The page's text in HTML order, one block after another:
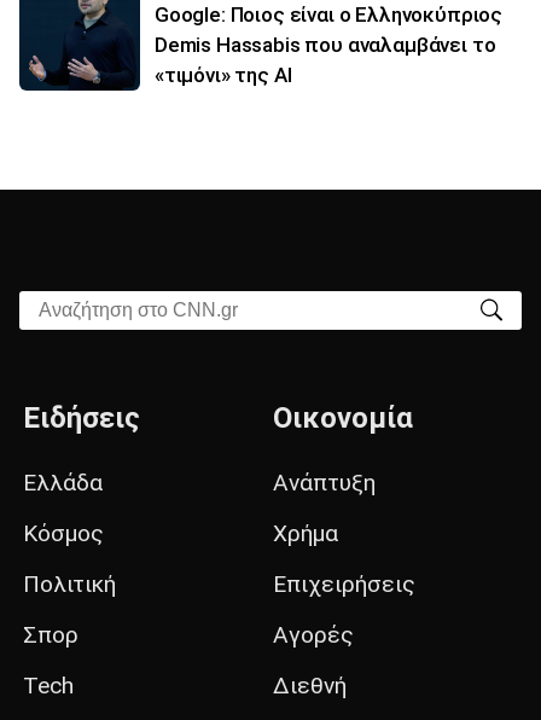
Google: Ποιος είναι ο Ελληνοκύπριος
Demis Hassabis που αναλαμβάνει το
«τιμόνι» της ΑΙ
Αναζήτηση στο CNN.gr
Ειδήσεις
Ελλάδα
Κόσμος
Πολιτική
Σπορ
Tech
Οικονομία
Ανάπτυξη
Χρήμα
Επιχειρήσεις
Αγορές
Διεθνή